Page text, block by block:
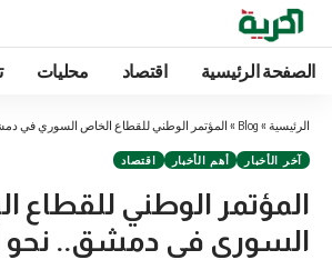
الصفحة الرئيسية اقتصاد محليات
الرئيسية »
Blog
» المؤتمر الوطني للقطاع الخاص السوري في
آخر الأخبار أهم الأخبار اقتصاد
المؤتمر الوطني للقطاع
السوري في دمشق.. نحو